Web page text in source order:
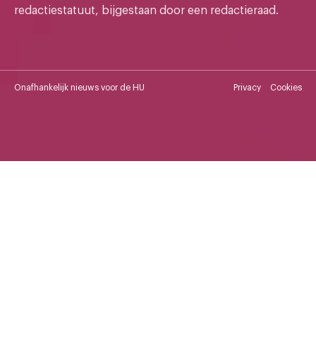
redactiestatuut, bijgestaan door een redactieraad.
Onafhankelijk nieuws voor de HU Privacy Cookies